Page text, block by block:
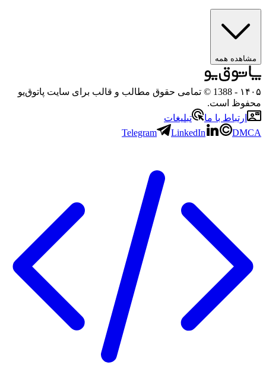
مشاهده همه
۱۴۰۵
- 1388 © تمامی حقوق مطالب و قالب برای سایت پاتوق‌یو
محفوظ است.
ارتباط با ما
تبلیغات
Telegram
LinkedIn DMCA